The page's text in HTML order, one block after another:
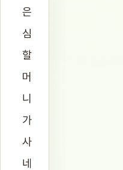
은
심
할
머
니
가
사
네